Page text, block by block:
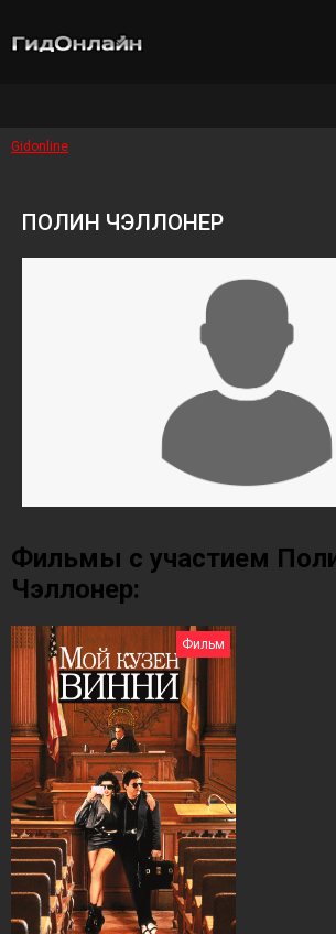
Gidonline
ПОЛИН ЧЭЛЛОНЕР
Фильмы с участием
Чэллонер:
Фильм